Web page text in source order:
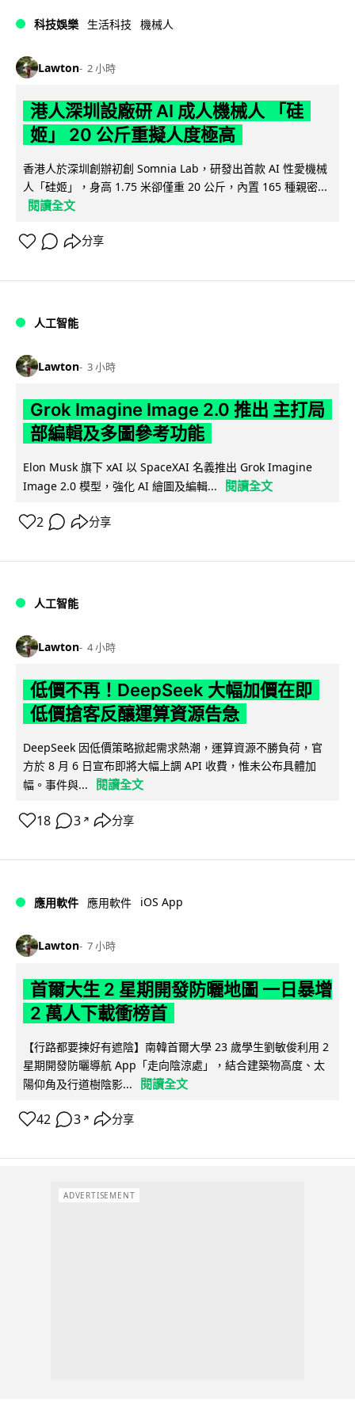
科技娛樂 生活科技 機械人
Lawton 2 小時
港人深圳設廠研 AI 成人機械人 「硅
姬」 20 公斤重擬人度極高
香港人於深圳創辦初創 Somnia Lab，研發出首款 AI 性愛機械
人「硅姬」，身高 1.75 米卻僅重 20 公斤，內置 165 種親密...
閱讀全文
分享
人工智能
Lawton 3 小時
Grok Imagine Image 2.0 推出 主打局
部編輯及多圖參考功能
Elon Musk 旗下 xAI 以 SpaceXAI 名義推出 Grok Imagine
Image 2.0 模型，強化 AI 繪圖及編輯...
閱讀全文
2 分享
人工智能
Lawton 4 小時
低價不再！DeepSeek 大幅加價在即
低價搶客反釀運算資源告急
DeepSeek 因低價策略掀起需求熱潮，運算資源不勝負荷，官
方於 8 月 6 日宣布即將大幅上調 API 收費，惟未公布具體加
幅。事件與...
閱讀全文
18 3 ↗ 分享
應用軟件 應用軟件 iOS App
Lawton 7 小時
首爾大生 2 星期開發防曬地圖 一日暴增
2 萬人下載衝榜首
【行路都要揀好有遮陰】南韓首爾大學 23 歲學生劉敏俊利用 2
星期開發防曬導航 App「走向陰涼處」，結合建築物高度、太
陽仰角及行道樹陰影...
閱讀全文
42 3 ↗ 分享
ADVERTISEMENT